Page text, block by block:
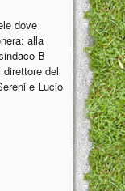
dove
alla
B
del
e Lucio